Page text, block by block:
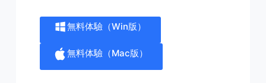
無料体驗（Win版）
無料体驗（Mac版）